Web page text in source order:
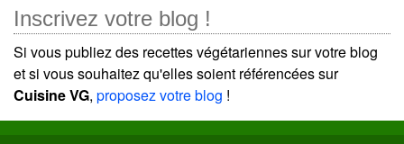
Inscrivez votre blog !
Si vous publiez des recettes végétariennes sur votre blog
et si vous souhaitez qu'elles soient référencées sur
Cuisine VG, proposez votre blog !